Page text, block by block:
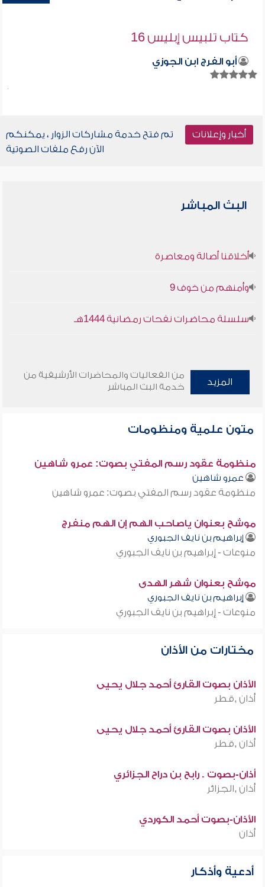
كتاب تلبيس إبليس 16
أبو الفرج ابن الجوزي
أخبار وإعلانات
تم فتح خدمة مشاركات الزوار ، يمكنكم
الآن رفع ملفات الصوتية
البث المباشر
أخلاقنا أصالة ومعاصرة
وأمنهم من خوف 9
سلسلة محاضرات نفحات رمضانية 1444هـ
المزيد
من الفعاليات والمحاضرات الأرشيفية من
خدمة البث المباشر
متون علمية ومنظومات
منظومة عقود رسم المفتي بصوت: عمرو شاهين
عمرو شاهين
منظومة عقود رسم المفتي بصوت: عمرو شاهين
موشح بعنوان ياصاحب الهم إن الهم منفرج
إبراهيم بن نايف الجبوري
منوعات - إبراهيم بن نايف الجبوري
موشح بعنوان شهر الهدى
إبراهيم بن نايف الجبوري
منوعات - إبراهيم بن نايف الجبوري
مختارات من الأذان
الأذان بصوت القارئ أحمد جلال يحيى
أذان ,قطر
الأذان بصوت القارئ أحمد جلال يحيى
أذان ,قطر
أذان-بصوت . رابح بن دراح الجزائري
أذان ,الجزائر
الأذان-بصوت أحمد الكوردي
أذان
أدعية وأذكار